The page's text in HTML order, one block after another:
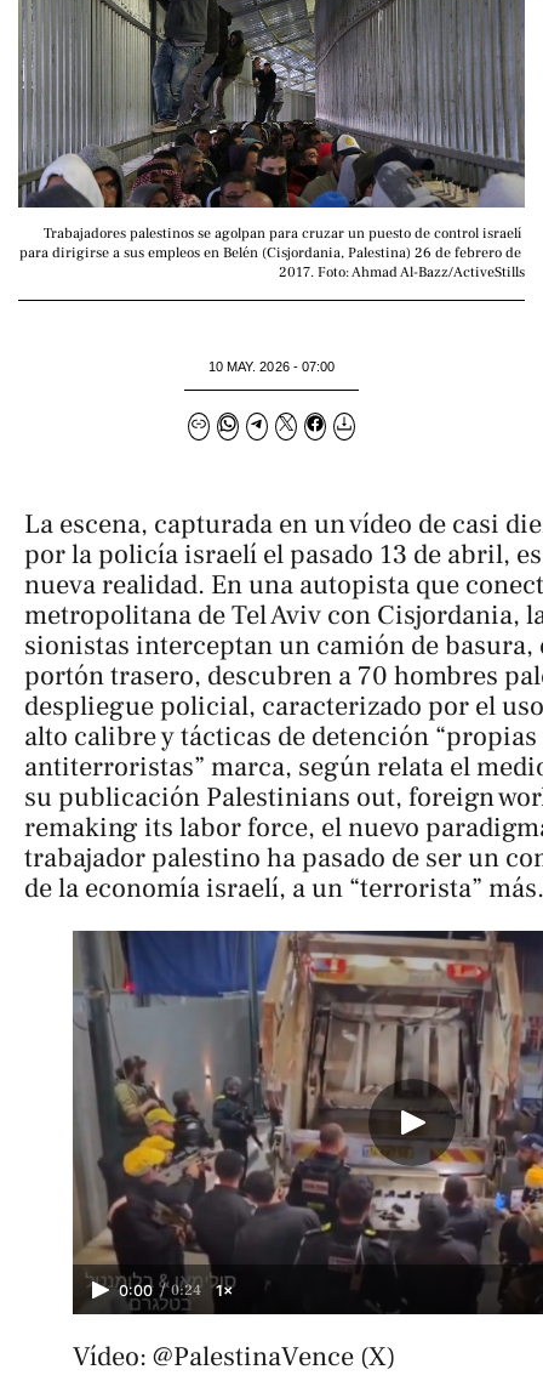
Trabajadores palestinos se agolpan para cruzar un puesto de control israelí
para dirigirse a sus empleos en Belén (Cisjordania, Palestina) 26 de febrero de
2017. Foto: Ahmad Al-Bazz/ActiveStills
10 MAY. 2026 - 07:00
La escena, capturada en un vídeo de casi
por la policía israelí el pasado 13 de abril,
nueva realidad. En una autopista que
metropolitana de Tel Aviv con Cisjordania,
sionistas interceptan un camión de basura,
portón trasero, descubren a 70 hombres
despliegue policial, caracterizado por el
alto calibre y tácticas de detención
antiterroristas” marca, según relata el
su publicación Palestinians out, foreign
remaking its labor force, el nuevo
trabajador palestino ha pasado de ser un
de la economía israelí, a un “terrorista” más.
0:00 / 0:24 1×
Vídeo: @PalestinaVence (X)